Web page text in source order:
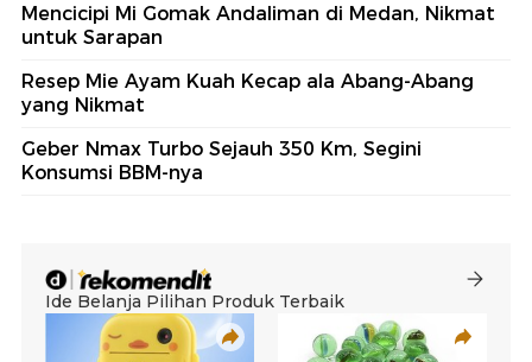
Mencicipi Mi Gomak Andaliman di Medan, Nikmat
untuk Sarapan
Resep Mie Ayam Kuah Kecap ala Abang-Abang
yang Nikmat
Geber Nmax Turbo Sejauh 350 Km, Segini
Konsumsi BBM-nya